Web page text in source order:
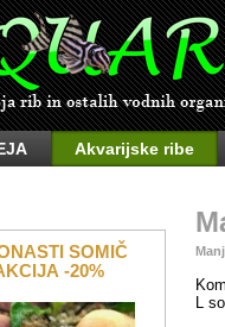
Akvarijske ribe
SOMIČ
-20%
L